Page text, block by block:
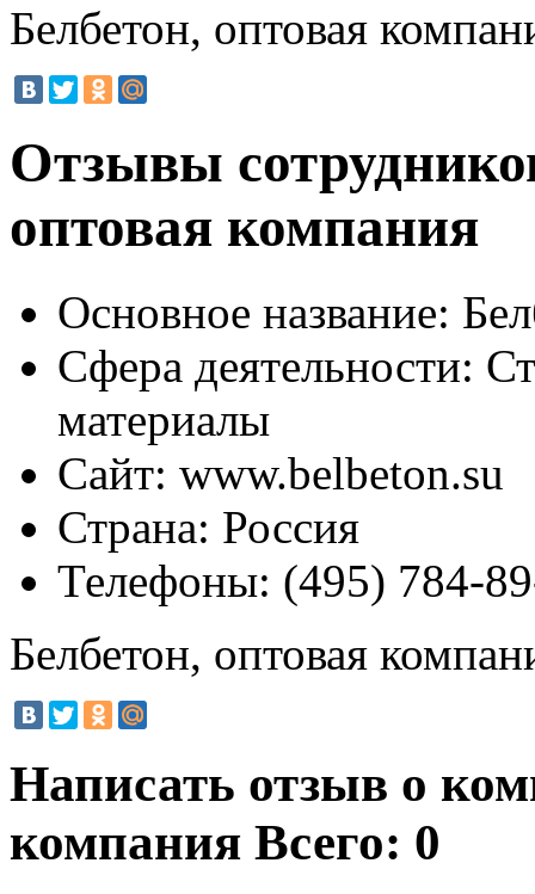
Белбетон, оптовая
Отзывы
оптовая компания
Основное название:
Сфера деятельности:
материалы
Сайт: www.belbeton.su
Страна: Россия
Телефоны: (495) 784-
Белбетон, оптовая
Написать отзыв о
компания Всего: 0